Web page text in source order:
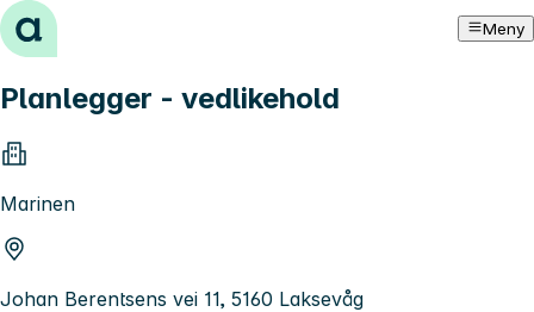
Hopp til innhold Meny
Planlegger - vedlikehold
Marinen
Johan Berentsens vei 11, 5160 Laksevåg